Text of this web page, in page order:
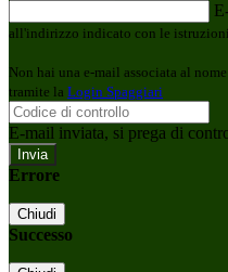
all'indirizzo indicato con le istruzioni
Non hai una e-mail associata al
tramite la Login Spaggiari
E-mail inviata, si prega di
Errore
Chiudi
Successo